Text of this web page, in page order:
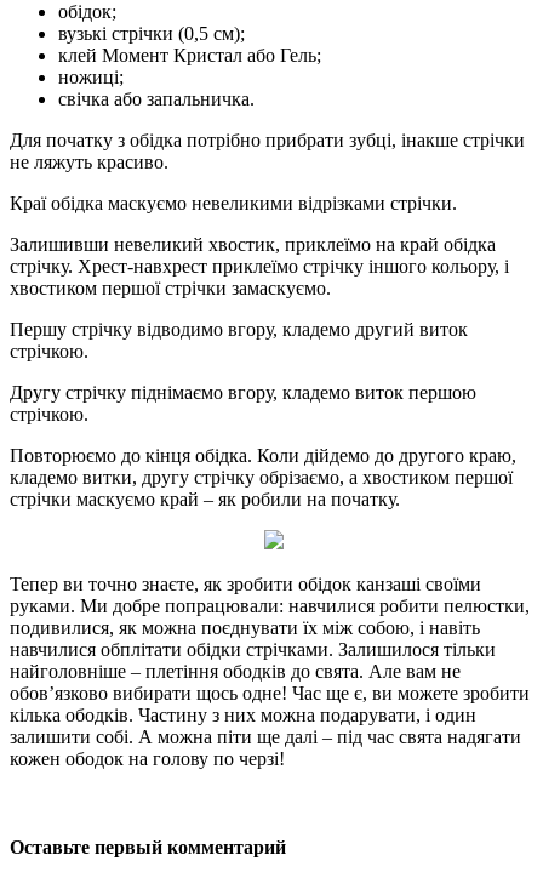
обідок;
вузькі стрічки (0,5 см);
клей Момент Кристал або Гель;
ножиці;
свічка або запальничка.
Для початку з обідка потрібно прибрати зубці, інакше стрічки
не ляжуть красиво.
Краї обідка маскуємо невеликими відрізками стрічки.
Залишивши невеликий хвостик, приклеїмо на край обідка
стрічку. Хрест-навхрест приклеїмо стрічку іншого кольору, і
хвостиком першої стрічки замаскуємо.
Першу стрічку відводимо вгору, кладемо другий виток
стрічкою.
Другу стрічку піднімаємо вгору, кладемо виток першою
стрічкою.
Повторюємо до кінця обідка. Коли дійдемо до другого краю,
кладемо витки, другу стрічку обрізаємо, а хвостиком першої
стрічки маскуємо край – як робили на початку.
Тепер ви точно знаєте, як зробити обідок канзаші своїми
руками. Ми добре попрацювали: навчилися робити пелюстки,
подивилися, як можна поєднувати їх між собою, і навіть
навчилися обплітати обідки стрічками. Залишилося тільки
найголовніше – плетіння ободків до свята. Але вам не
обов’язково вибирати щось одне! Час ще є, ви можете зробити
кілька ободків. Частину з них можна подарувати, і один
залишити собі. А можна піти ще далі – під час свята надягати
кожен ободок на голову по черзі!
Оставьте первый комментарий